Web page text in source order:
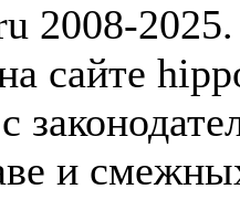
2008-
сайте
и